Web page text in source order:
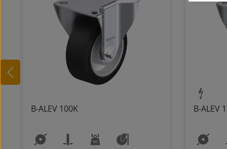
B-ALEV 100K B-ALEV